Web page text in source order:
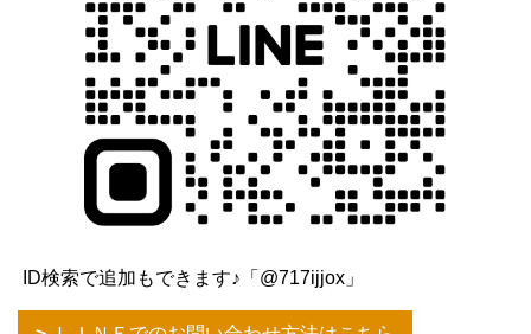
ID検索で追加もできます♪「@717ijjox」